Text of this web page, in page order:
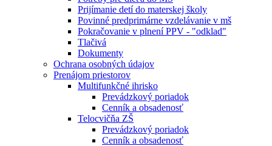
Prijímanie detí do materskej školy
Povinné predprimárne vzdelávanie v mš
Pokračovanie v plnení PPV - "odklad"
Tlačivá
Dokumenty
Ochrana osobných údajov
Prenájom priestorov
Multifunkčné ihrisko
Prevádzkový poriadok
Cenník a obsadenosť
Telocvičňa ZŠ
Prevádzkový poriadok
Cenník a obsadenosť